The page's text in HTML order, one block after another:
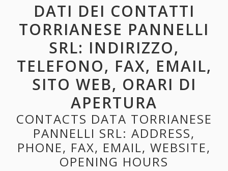
DATI DEI CONTATTI
TORRIANESE PANNELLI
SRL: INDIRIZZO,
TELEFONO, FAX, EMAIL,
SITO WEB, ORARI DI
APERTURA
CONTACTS DATA TORRIANESE
PANNELLI SRL: ADDRESS,
PHONE, FAX, EMAIL, WEBSITE,
OPENING HOURS